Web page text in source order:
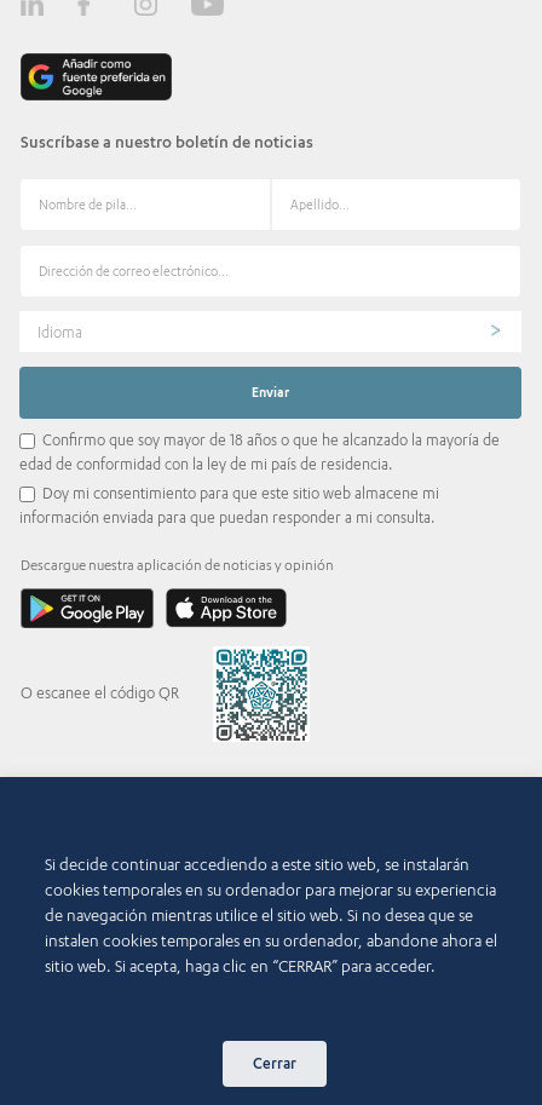
Suscríbase a nuestro boletín de noticias
Idioma
Confirmo que soy mayor de 18 años o que he alcanzado la mayoría de
edad de conformidad con la ley de mi país de residencia.
Doy mi consentimiento para que este sitio web almacene mi
información enviada para que puedan responder a mi consulta.
Descargue nuestra aplicación de noticias y opinión
O escanee el código QR
Latif Jameel logotype and pentagon-shaped graphics are trademarks or registered
trademarks of Abdul Latif Jameel IPR Company Limited.
Condiciones de uso
Copyright y aviso legal
Política de accesibilidad
Política de cookies
Si decide continuar accediendo a este sitio web, se instalarán
cookies temporales en su ordenador para mejorar su experiencia
de navegación mientras utilice el sitio web. Si no desea que se
instalen cookies temporales en su ordenador, abandone ahora el
sitio web. Si acepta, haga clic en “CERRAR” para acceder.
Cerrar